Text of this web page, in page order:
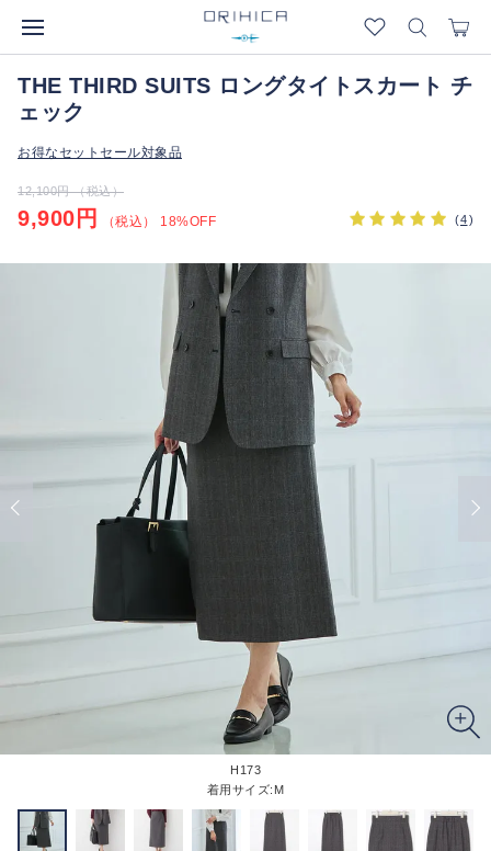
THE THIRD SUITS ロングタイトスカート チ
ェック
お得なセットセール対象品
12,100円 （税込）
9,900円 （税込） 18%OFF (4)
H173
着用サイズ:M